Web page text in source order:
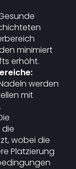
minimiert
erhöht.
werden
mit
wobei die
Platzierung